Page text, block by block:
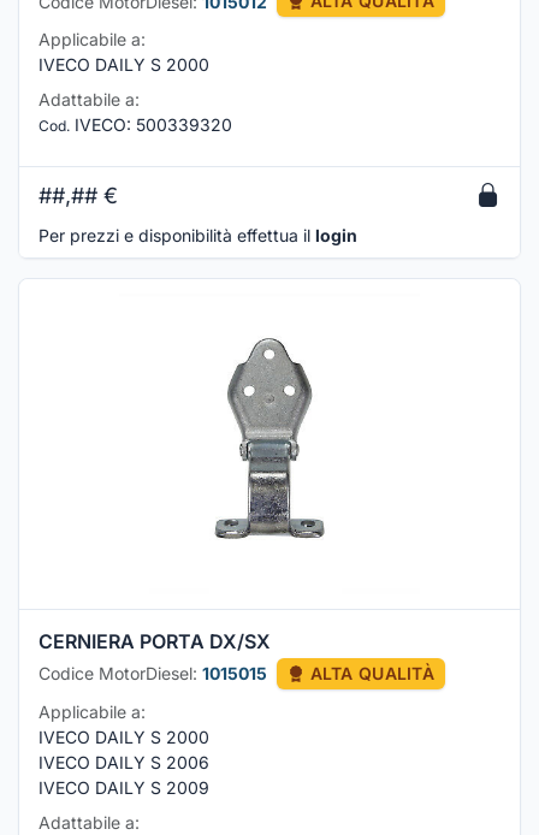
Applicabile a:
IVECO DAILY S 2000
Adattabile a:
Cod. IVECO: 500339320
##,## €
Per prezzi e disponibilità effettua il login
CERNIERA PORTA DX/SX
Codice MotorDiesel: 1015015
ALTA QUALITÀ
Applicabile a:
IVECO DAILY S 2000
IVECO DAILY S 2006
IVECO DAILY S 2009
Adattabile a: